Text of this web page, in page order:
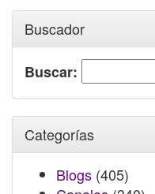
Buscador
Buscar:
Categorías
Blogs (405)